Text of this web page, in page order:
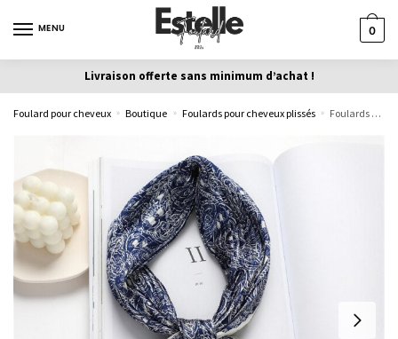
MENU 0
Livraison offerte sans minimum d’achat !
Foulard pour cheveux » Boutique » Foulards pour cheveux plissés » Foulards pour cheveux plissés azur – Evilda